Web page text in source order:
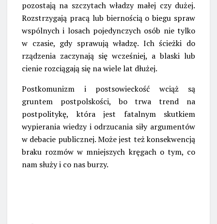
pozostają na szczytach władzy małej czy dużej.
Rozstrzygają pracą lub biernością o biegu spraw
wspólnych i losach pojedynczych osób nie tylko
w czasie, gdy sprawują władzę. Ich ścieżki do
rządzenia zaczynają się wcześniej, a blaski lub
cienie rozciągają się na wiele lat dłużej.
Postkomunizm i postsowieckość wciąż są
gruntem postpolskości, bo trwa trend na
postpolitykę, która jest fatalnym skutkiem
wypierania wiedzy i odrzucania siły argumentów
w debacie publicznej. Może jest też konsekwencją
braku rozmów w mniejszych kręgach o tym, co
nam służy i co nas burzy.